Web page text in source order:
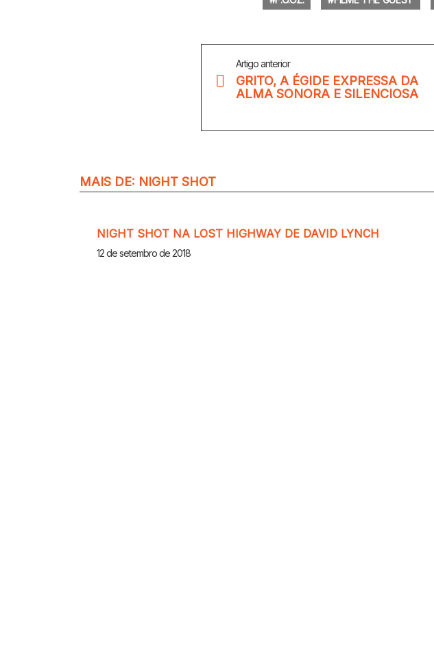
Artigo anterior
GRITO, A ÉGIDE EXPRESSA DA
ALMA SONORA E SILENCIOSA
MAIS DE: NIGHT SHOT
NIGHT SHOT NA LOST HIGHWAY DE DAVID LYNCH
12 de setembro de 2018